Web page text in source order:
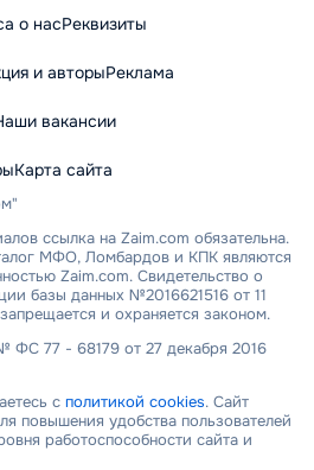
о насРеквизиты
и авторыРеклама
вакансии
Карта сайта
ссылка на Zaim.com обязательна.
МФО, Ломбардов и КПК являются
Zaim.com. Свидетельство о
базы данных №2016621516 от 11
и охраняется законом.
77 - 68179 от 27 декабря 2016
с политикой cookies. Сайт
повышения удобства пользователей
работоспособности сайта и